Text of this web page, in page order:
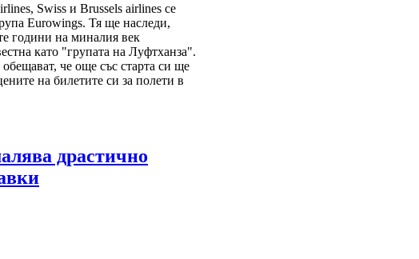
Swiss и Brussels airlines се
Eurowings. Тя ще наследи,
години на миналия век
като "групата на Луфтханза".
че още със старта си ще
на билетите си за полети в
драстично